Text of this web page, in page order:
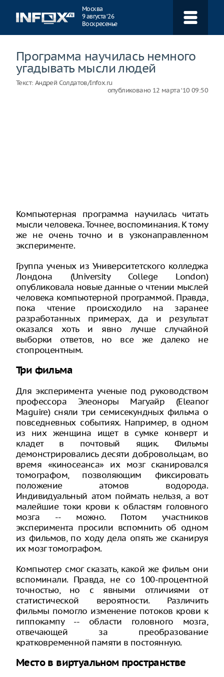
Москва
9 августа ‘26
Воскресенье
Программа научилась немного
угадывать мысли людей
Текст: Андрей Солдатов/Infox.ru
опубликовано 12 марта ‘10 09:50
Компьютерная программа научилась читать
мысли человека. Точнее, воспоминания. К тому
же не очень точно и в узконаправленном
эксперименте.
Группа ученых из Университетского колледжа
Лондона (University College London)
опубликовала новые данные о чтении мыслей
человека компьютерной программой. Правда,
пока чтение происходило на заранее
разработанных примерах, да и результат
оказался хоть и явно лучше случайной
выборки ответов, но все же далеко не
стопроцентным.
Три фильма
Для эксперимента ученые под руководством
профессора Элеоноры Магуайр (Eleanor
Maguire) сняли три семисекундных фильма о
повседневных событиях. Например, в одном
из них женщина ищет в сумке конверт и
кладет в почтовый ящик. Фильмы
демонстрировались десяти добровольцам, во
время «киносеанса» их мозг сканировался
томографом, позволяющим фиксировать
положение атомов водорода.
Индивидуальный атом поймать нельзя, а вот
малейшие токи крови к областям головного
мозга -- можно. Потом участников
эксперимента просили вспомнить об одном
из фильмов, по ходу дела опять же сканируя
их мозг томографом.
Компьютер смог сказать, какой же фильм они
вспоминали. Правда, не со 100-процентной
точностью, но с явными отличиями от
статистической вероятности. Различить
фильмы помогло изменение потоков крови к
гиппокампу -- области головного мозга,
отвечающей за преобразование
кратковременной памяти в постоянную.
Место в виртуальном пространстве